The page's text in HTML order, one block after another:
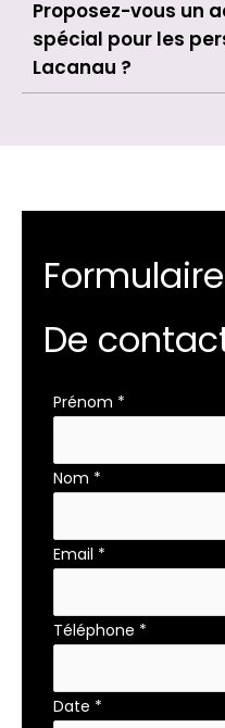
Proposez-vous un
spécial pour les
Lacanau ?
Formulaire
De
Formulaire
téléphone
Prénom *
Nom *
Email *
Téléphone *
Date *